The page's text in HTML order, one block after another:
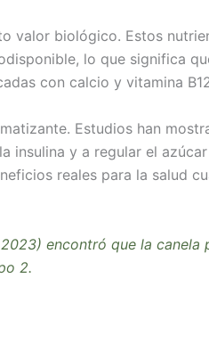
biológico. Estos
lo que significa
con calcio y vitamina
Estudios han
y a regular el
reales para la salud
encontró que la
2.